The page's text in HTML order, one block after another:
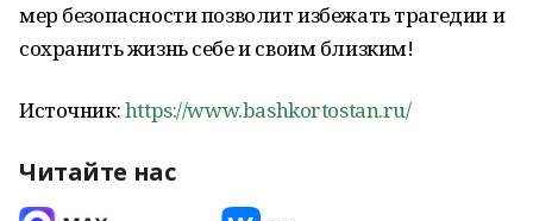
мер безопасности позволит избежать трагедии и
сохранить жизнь себе и своим близким!
Источник:https://www.bashkortostan.ru/
Читайте нас